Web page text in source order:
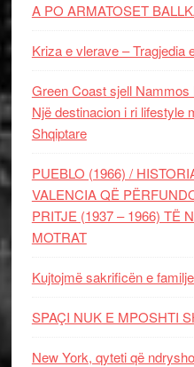
A PO ARMATOSET
Kriza e vlerave – Tragjedia
Green Coast sjell
Një destinacion i ri lifestyle
Shqiptare
PUEBLO (1966) /
VALENCIA QË
PRITJE (1937 – 1966) TË
MOTRAT
Kujtojmë sakrificën e
SPAÇI NUK E MPOSHTI
New York, qyteti që